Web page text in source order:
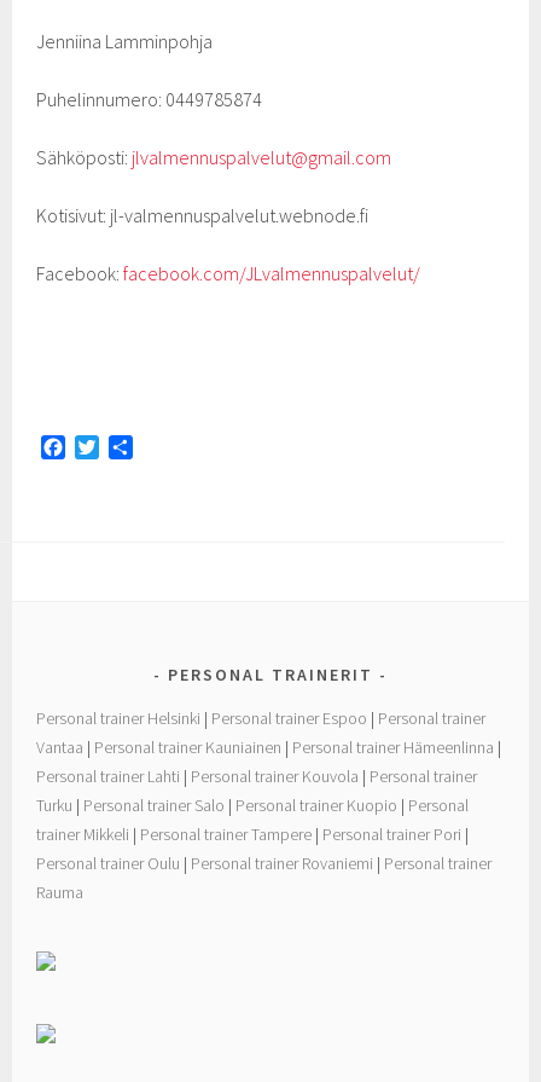
Jenniina Lamminpohja
Puhelinnumero: 0449785874
Sähköposti: jlvalmennuspalvelut@gmail.com
Kotisivut: jl-valmennuspalvelut.webnode.fi
Facebook:facebook.com/JLvalmennuspalvelut/
PERSONAL TRAINERIT
Personal trainer Helsinki | Personal trainer Espoo | Personal trainer
Vantaa | Personal trainer Kauniainen | Personal trainer Hämeenlinna |
Personal trainer Lahti | Personal trainer Kouvola | Personal trainer
Turku | Personal trainer Salo | Personal trainer Kuopio | Personal
trainer Mikkeli | Personal trainer Tampere | Personal trainer Pori |
Personal trainer Oulu | Personal trainer Rovaniemi | Personal trainer
Rauma